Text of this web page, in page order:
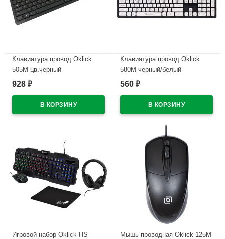
Клавиатура провод Oklick
505M цв.черный
В наличии
928 ₽
Клавиатура провод Oklick
580M черный/белый
В наличии
560 ₽
Игровой набор Oklick HS-
Мышь проводная Oklick 125M